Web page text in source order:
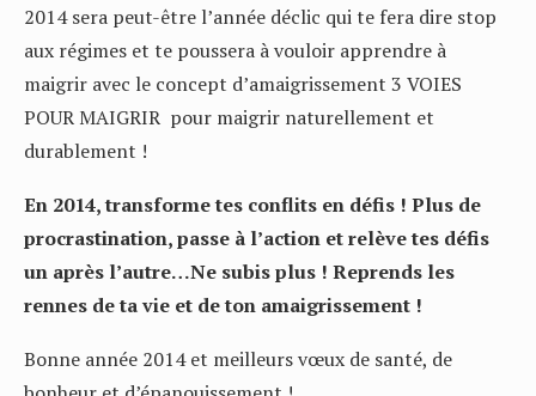
2014 sera peut-être l’année déclic qui te fera dire stop
aux régimes et te poussera à vouloir apprendre à
maigrir avec le concept d’amaigrissement 3 VOIES
POUR MAIGRIR pour maigrir naturellement et
durablement !
En 2014, transforme tes conflits en défis ! Plus de
procrastination, passe à l’action et relève tes défis
un après l’autre…Ne subis plus ! Reprends les
rennes de ta vie et de ton amaigrissement !
Bonne année 2014 et meilleurs vœux de santé, de